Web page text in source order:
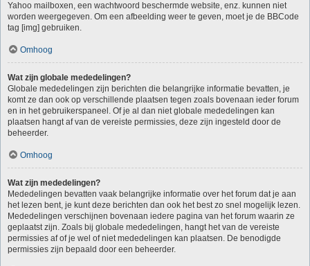
Yahoo mailboxen, een wachtwoord beschermde website, enz. kunnen niet
worden weergegeven. Om een afbeelding weer te geven, moet je de BBCode
tag [img] gebruiken.
Omhoog
Wat zijn globale mededelingen?
Globale mededelingen zijn berichten die belangrijke informatie bevatten, je
komt ze dan ook op verschillende plaatsen tegen zoals bovenaan ieder forum
en in het gebruikerspaneel. Of je al dan niet globale mededelingen kan
plaatsen hangt af van de vereiste permissies, deze zijn ingesteld door de
beheerder.
Omhoog
Wat zijn mededelingen?
Mededelingen bevatten vaak belangrijke informatie over het forum dat je aan
het lezen bent, je kunt deze berichten dan ook het best zo snel mogelijk lezen.
Mededelingen verschijnen bovenaan iedere pagina van het forum waarin ze
geplaatst zijn. Zoals bij globale mededelingen, hangt het van de vereiste
permissies af of je wel of niet mededelingen kan plaatsen. De benodigde
permissies zijn bepaald door een beheerder.